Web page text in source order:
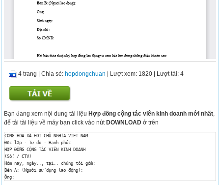
4 trang |Chia sẻ: hopdongchuan | Lượt xem: 1820 | Lượt tải: 4
Bạn đang xem nội dung tài liệuHợp đồng cộng tác viên kinh doanh mới nhất
để tải tài liệu về máy bạn click vào nútDOWNLOAD ở trên
CỘNG HÒA XÃ HỘI CHỦ NGHĨA VIỆT NAM
Độc lập - Tự do - Hạnh phúc
HỢP ĐỒNG CỘNG TÁC VIÊN KINH DOANH
(Số: / CTV)
Hôm nay, ngày.., tại.. chúng tôi gồm:
Bên A: (Người sử dụng lao động):
Ông: